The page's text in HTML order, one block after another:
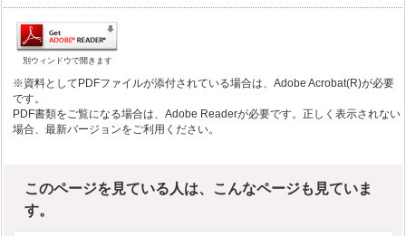
別ウィンドウで開きます
※資料としてPDFファイルが添付されている場合は、Adobe Acrobat(R)が必要
です。
PDF書類をご覧になる場合は、Adobe Readerが必要です。正しく表示されない
場合、最新バージョンをご利用ください。
このページを見ている人は、こんなページも見ていま
す。